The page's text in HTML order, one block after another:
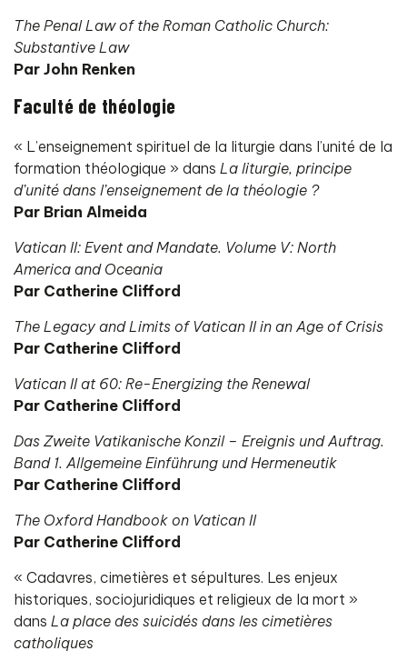
The Penal Law of the Roman Catholic Church:
Substantive Law
Par John Renken
Faculté de théologie
« L’enseignement spirituel de la liturgie dans l’unité de la
formation théologique » dans La liturgie, principe
d’unité dans l’enseignement de la théologie ?
Par Brian Almeida
Vatican II: Event and Mandate. Volume V: North
America and Oceania
Par Catherine Clifford
The Legacy and Limits of Vatican II in an Age of Crisis
Par Catherine Clifford
Vatican II at 60: Re-Energizing the Renewal
Par Catherine Clifford
Das Zweite Vatikanische Konzil – Ereignis und Auftrag.
Band 1. Allgemeine Einführung und Hermeneutik
Par Catherine Clifford
The Oxford Handbook on Vatican II
Par Catherine Clifford
« Cadavres, cimetières et sépultures. Les enjeux
historiques, sociojuridiques et religieux de la mort »
dans La place des suicidés dans les cimetières
catholiques